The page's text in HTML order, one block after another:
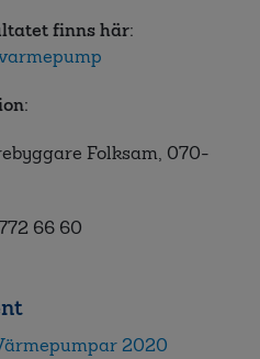
finns här:
Folksam, 070-
66 60
2020